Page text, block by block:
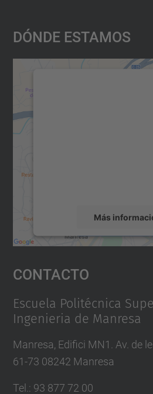
Dónde Estamos
Más
Aceptar
powered by
Contacto
Escuela Politécnica
Ingenieria de Manresa
Manresa, Edifici MN1. Av. de
61-73 08242 Manresa
Tel.: 93 877 72 00